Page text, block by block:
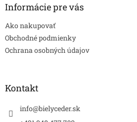
Informácie pre vás
Ako nakupovať
Obchodné podmienky
Ochrana osobných údajov
Kontakt
info@bielyceder.sk